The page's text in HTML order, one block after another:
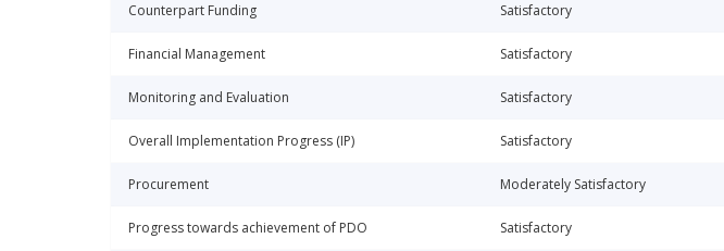
Counterpart Funding Satisfactory
Financial Management Satisfactory
Monitoring and Evaluation Satisfactory
Overall Implementation Progress (IP) Satisfactory
Procurement Moderately Satisfactory
Progress towards achievement of PDO Satisfactory